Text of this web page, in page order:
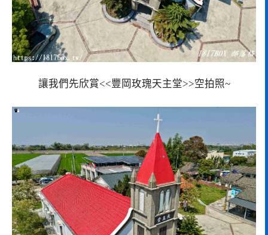
讓我們先欣賞<<豐岡玫瑰天主堂>>空拍照~